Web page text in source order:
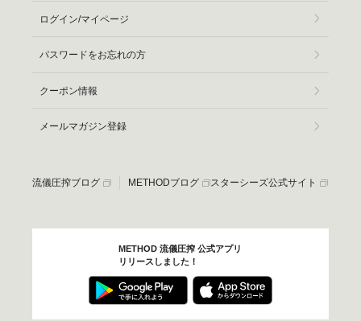
ログイン/マイページ
パスワードをお忘れの方
クーポン情報
メールマガジン登録
流儀圧搾ブログ METHODブログ スターシーズ公式サイト
METHOD 流儀圧搾 公式アプリ
リリースしました！